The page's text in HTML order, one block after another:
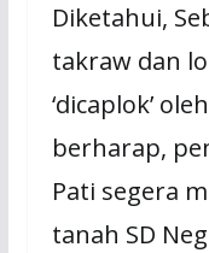
Diketahui,
takraw dan
‘dicaplok’
berharap,
Pati segera
tanah SD